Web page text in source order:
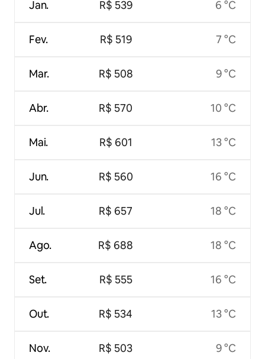
Jan.
Fev.
Mar.
Abr.
Mai.
Jun.
Jul.
Ago.
Set.
Out.
Nov.
R$ 539
R$ 519
R$ 508
R$ 570
R$ 601
R$ 560
R$ 657
R$ 688
R$ 555
R$ 534
R$ 503
6 °C
7 °C
9 °C
10 °C
13 °C
16 °C
18 °C
18 °C
16 °C
13 °C
9 °C